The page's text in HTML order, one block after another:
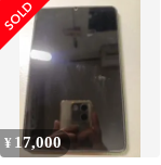
¥ 17,000